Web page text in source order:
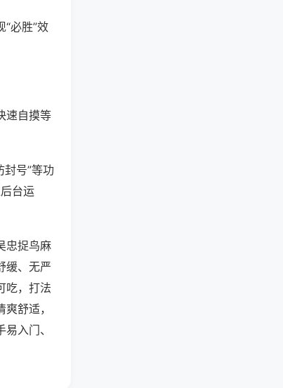
必胜”效
速自摸等
封号”等功
台运
忠捉鸟麻
缓、无严
吃，打法
舒适，
入门、